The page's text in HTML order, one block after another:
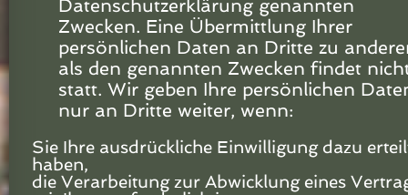
Datenschutzerklärung genannten
Zwecken. Eine Übermittlung Ihrer
persönlichen Daten an Dritte zu
als den genannten Zwecken findet
statt. Wir geben Ihre persönlichen
nur an Dritte weiter, wenn:
Sie Ihre ausdrückliche Einwilligung dazu
haben,
die Verarbeitung zur Abwicklung eines